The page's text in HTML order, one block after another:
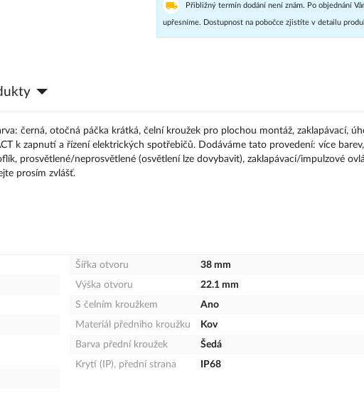
Přibližný termín dodání není znám. Po objednání
upřesníme. Dostupnost na pobočce zjistíte v detailu
černá, otočná páčka krátká, čelní kroužek pro plochou montáž, zaklapávací,
k zapnutí a řízení elektrických spotřebičů. Dodáváme tato provedení: více
prosvětlené/neprosvětlené (osvětlení lze dovybavit), zaklapávací/impulzové
prosím zvlášť.
Šířka otvoru
38 mm
Výška otvoru
22.1 mm
S čelním kroužkem
Ano
Materiál předního kroužku
Kov
Barva přední kroužek
Šedá
Krytí (IP), přední strana
IP68